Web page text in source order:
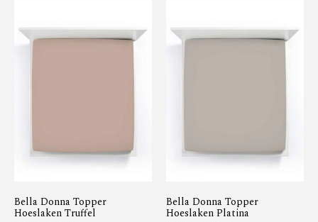
Bella Donna Topper
Hoeslaken Truffel
Bella Donna Topper
Hoeslaken Platina